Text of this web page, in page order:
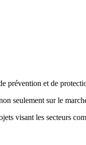
prévention et de
seulement sur le
visant les secteurs